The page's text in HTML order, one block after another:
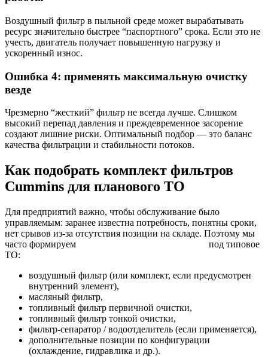
Воздушный фильтр в пыльной среде может вырабатывать
ресурс значительно быстрее “паспортного” срока. Если это не
учесть, двигатель получает повышенную нагрузку и
ускоренный износ.
Ошибка 4: применять максимальную очистку
везде
Чрезмерно “жесткий” фильтр не всегда лучше. Слишком
высокий перепад давления и преждевременное засорение
создают лишние риски. Оптимальный подбор — это баланс
качества фильтрации и стабильности потоков.
Как подобрать комплект фильтров
Cummins для планового ТО
Для предприятий важно, чтобы обслуживание было
управляемым: заранее известна потребность, понятны сроки,
нет срывов из-за отсутствия позиции на складе. Поэтому мы
часто формируем
под типовое
ТО:
воздушный фильтр (или комплект, если предусмотрен
внутренний элемент),
масляный фильтр,
топливный фильтр первичной очистки,
топливный фильтр тонкой очистки,
фильтр-сепаратор / водоотделитель (если применяется),
дополнительные позиции по конфигурации
(охлаждение, гидравлика и др.).